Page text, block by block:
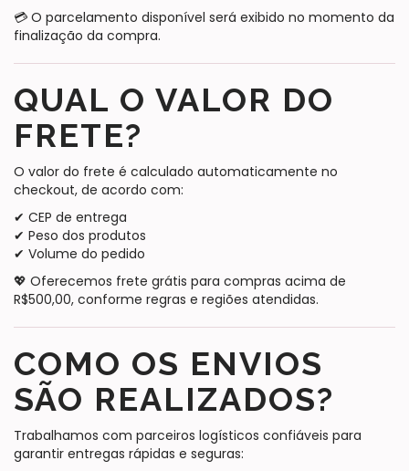
💳 O parcelamento disponível será exibido no momento da
finalização da compra.
QUAL O VALOR DO
FRETE?
O valor do frete é calculado automaticamente no
checkout, de acordo com:
✔ CEP de entrega
✔ Peso dos produtos
✔ Volume do pedido
💖 Oferecemos frete grátis para compras acima de
R$500,00, conforme regras e regiões atendidas.
COMO OS ENVIOS
SÃO REALIZADOS?
Trabalhamos com parceiros logísticos confiáveis para
garantir entregas rápidas e seguras: